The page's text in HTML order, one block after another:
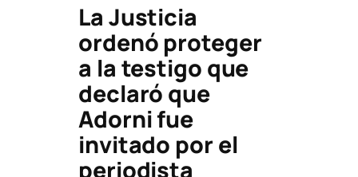
La Justicia
ordenó proteger
a la testigo que
declaró que
Adorni fue
invitado por el
periodista